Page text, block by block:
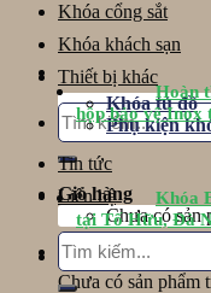
Tìm
kiếm:
Giỏ hàng
Chưa có sản
Giỏ hàng
Chưa có sản phẩm
Khóa cổng sắt
Khóa khách sạn
Thiết bị khác
Khóa tủ đồ
Phụ kiện
Tin tức
Liên hệ
Tìm
kiếm:
Hoàn
hộp bảo vệ Inox
Khóa
tại Tố Hữu, Đà